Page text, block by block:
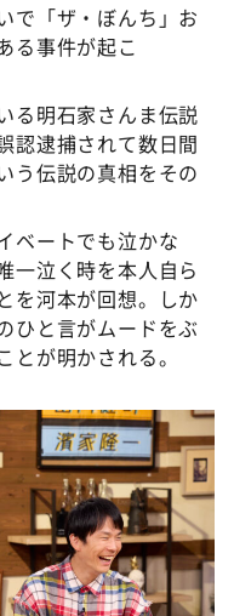
で「ザ・ぼんち」お
る事件が起こ
る明石家さんま伝説
認逮捕されて数日間
う伝説の真相をその
ベートでも泣かな
一泣く時を本人自ら
を河本が回想。しか
ひと言がムードをぶ
が明かされる。